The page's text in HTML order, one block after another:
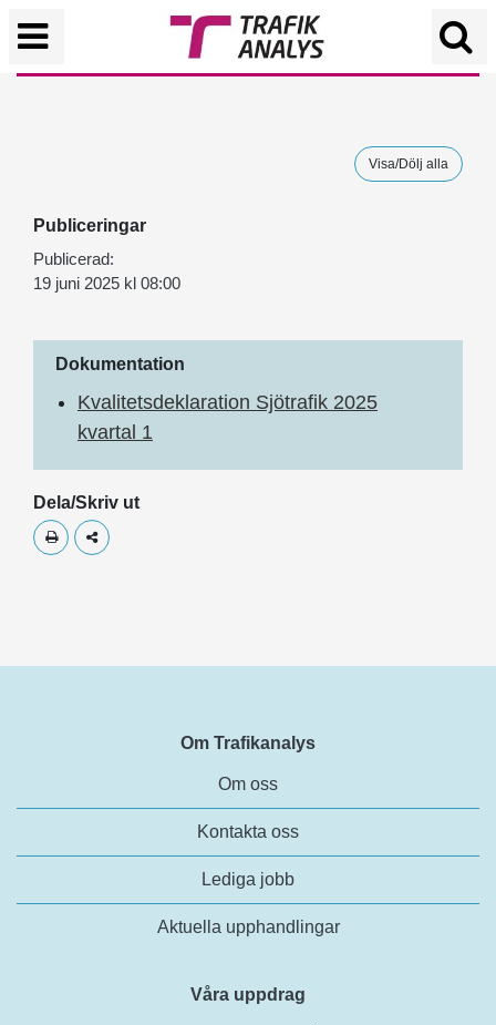
Visa/Dölj alla
Publiceringar
Publicerad:
19 juni 2025 kl 08:00
Dokumentation
Kvalitetsdeklaration Sjötrafik 2025
kvartal 1
Dela/Skriv ut
Skriv utDela
Om Trafikanalys
Om oss
Kontakta oss
Lediga jobb
Aktuella upphandlingar
Våra uppdrag